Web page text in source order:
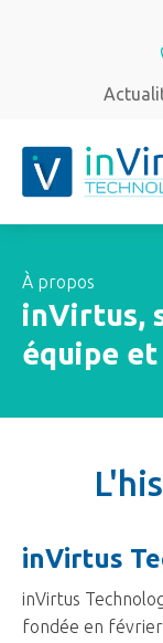
À propos
inVirtus,
équipe
inVirtus
inVirtus
fondée en février